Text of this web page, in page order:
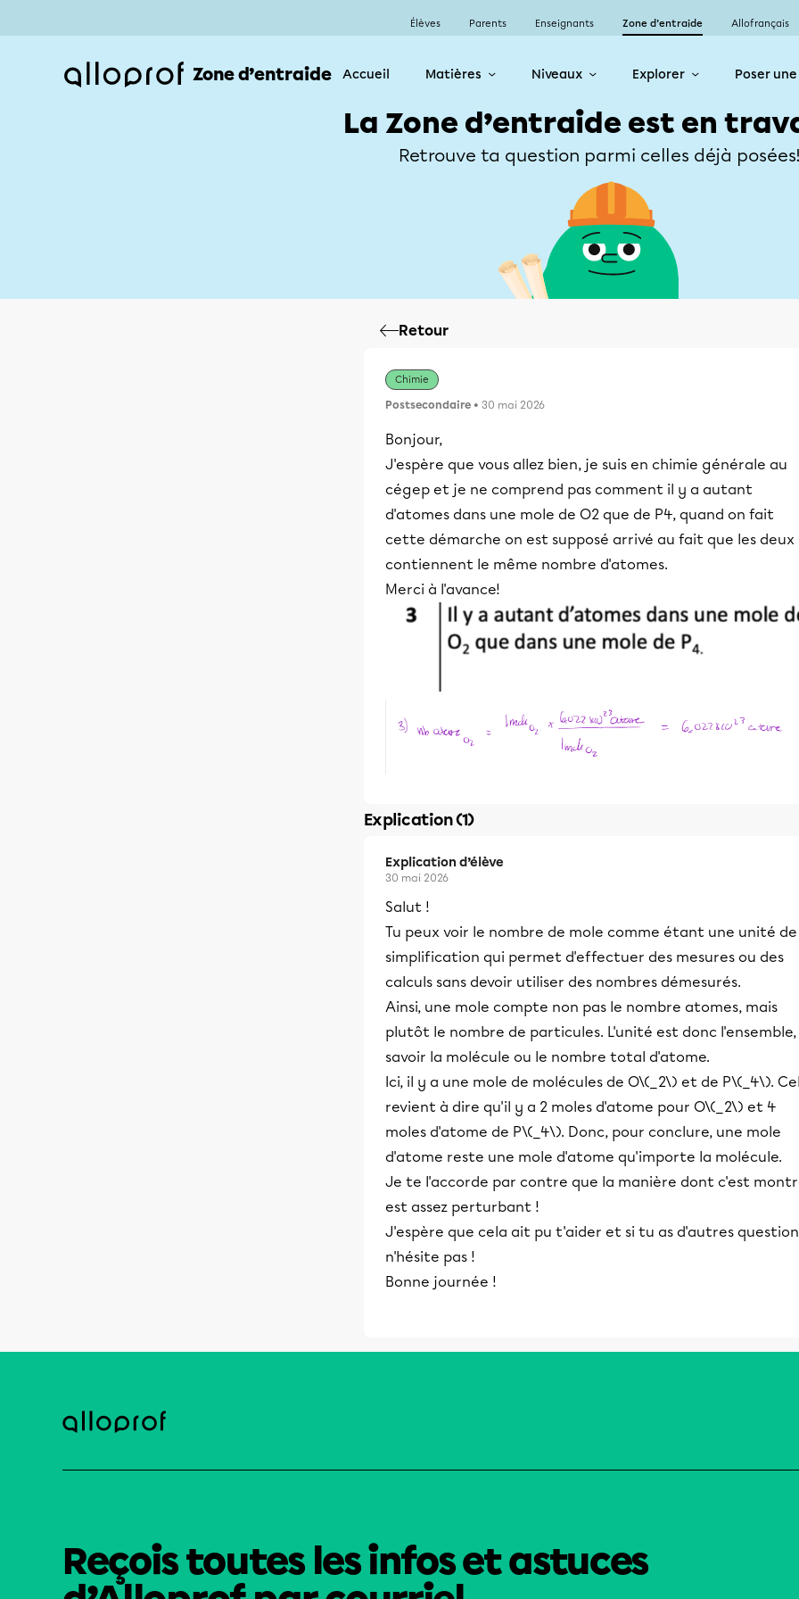
Élèves Parents Enseignants Zone d’entraide Allofrançais
Zone d’entraide Accueil Matières Niveaux Explorer Poser
La Zone d’entraide est en
Retrouve ta question parmi celles déjà posées!
Retour
Chimie
Postsecondaire • 30 mai 2026
Bonjour,
J'espère que vous allez bien, je suis en chimie générale au
cégep et je ne comprend pas comment il y a autant
d'atomes dans une mole de O2 que de P4, quand on fait
cette démarche on est supposé arrivé au fait que les deux
contiennent le même nombre d'atomes.
Merci à l'avance!
Explication (1)
Explication d’élève
30 mai 2026
Salut !
Tu peux voir le nombre de mole comme étant une unité de
simplification qui permet d'effectuer des mesures ou des
calculs sans devoir utiliser des nombres démesurés.
Ainsi, une mole compte non pas le nombre atomes, mais
plutôt le nombre de particules. L'unité est donc l'ensemble,
savoir la molécule ou le nombre total d'atome.
Ici, il y a une mole de molécules de O\(_2\) et de P\(_4\).
revient à dire qu'il y a 2 moles d'atome pour O\(_2\) et 4
moles d'atome de P\(_4\). Donc, pour conclure, une mole
d'atome reste une mole d'atome qu'importe la molécule.
Je te l'accorde par contre que la manière dont c'est
est assez perturbant !
J'espère que cela ait pu t'aider et si tu as d'autres
n'hésite pas !
Bonne journée !
Reçois toutes les infos et astuces